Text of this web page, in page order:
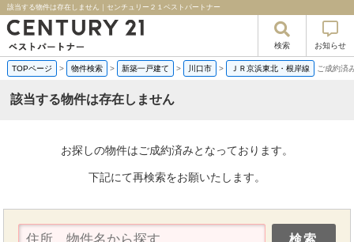
該当する物件は存在しません｜センチュリー２１ベストパートナー
検索 お知らせ
TOPページ > 物件検索 > 新築一戸建て > 川口市 > ＪＲ京浜東北・根岸線 ご成約済
該当する物件は存在しません
お探しの物件はご成約済みとなっております。
下記にて再検索をお願いたします。